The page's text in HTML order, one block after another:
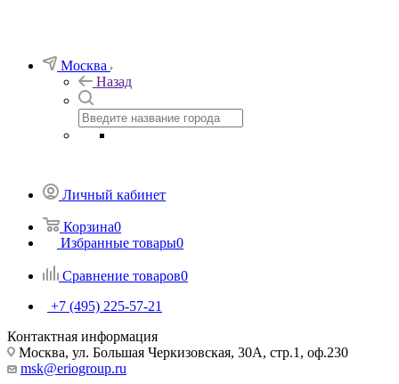
Москва
Назад
Личный кабинет
Корзина0
Избранные товары0
Сравнение товаров0
+7 (495) 225-57-21
Контактная информация
Москва, ул. Большая Черкизовская, 30А, стр.1, оф.230
msk@eriogroup.ru